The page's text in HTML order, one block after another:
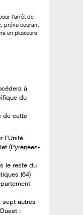
l’arrêt de
prévu courant
en plusieurs
à
du
de cette
l’Unité
(Pyrénées-
le reste du
(64)
sept autres
: